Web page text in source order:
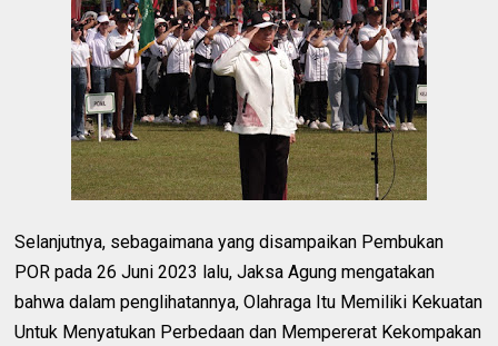
Selanjutnya, sebagaimana yang disampaikan Pembukan
POR pada 26 Juni 2023 lalu, Jaksa Agung mengatakan
bahwa dalam penglihatannya, Olahraga Itu Memiliki Kekuatan
Untuk Menyatukan Perbedaan dan Mempererat Kekompakan